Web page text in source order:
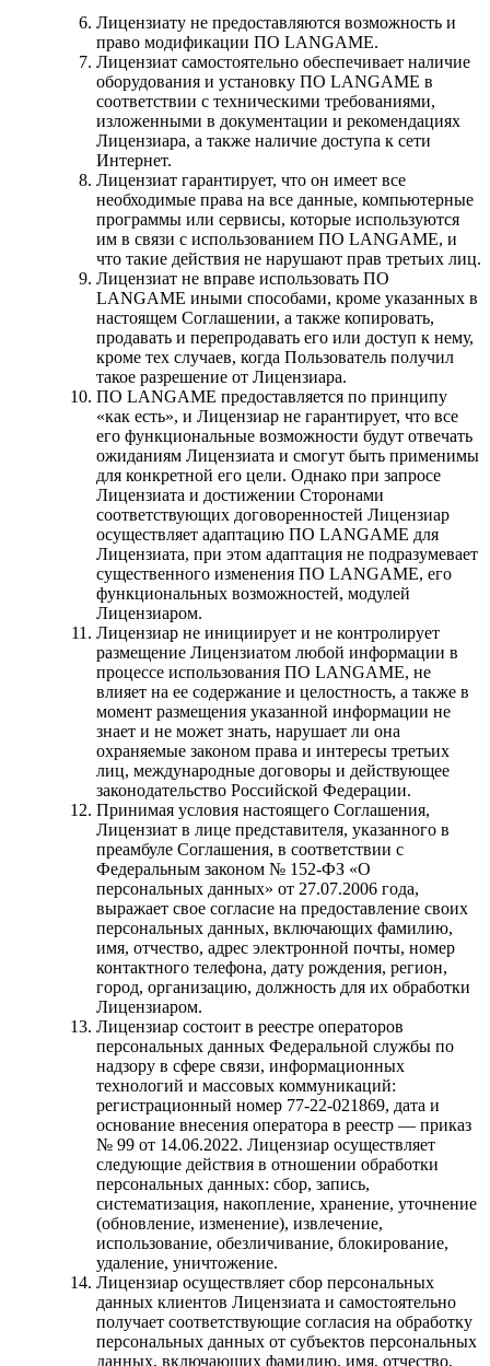
Лицензиату не предоставляются возможность и
право модификации ПО LANGAME.
Лицензиат самостоятельно обеспечивает наличие
оборудования и установку ПО LANGAME в
соответствии с техническими требованиями,
изложенными в документации и рекомендациях
Лицензиара, а также наличие доступа к сети
Интернет.
Лицензиат гарантирует, что он имеет все
необходимые права на все данные, компьютерные
программы или сервисы, которые используются
им в связи с использованием ПО LANGAME, и
что такие действия не нарушают прав третьих лиц.
Лицензиат не вправе использовать ПО
LANGAME иными способами, кроме указанных в
настоящем Соглашении, а также копировать,
продавать и перепродавать его или доступ к нему,
кроме тех случаев, когда Пользователь получил
такое разрешение от Лицензиара.
ПО LANGAME предоставляется по принципу
«как есть», и Лицензиар не гарантирует, что все
его функциональные возможности будут отвечать
ожиданиям Лицензиата и смогут быть применимы
для конкретной его цели. Однако при запросе
Лицензиата и достижении Сторонами
соответствующих договоренностей Лицензиар
осуществляет адаптацию ПО LANGAME для
Лицензиата, при этом адаптация не подразумевает
существенного изменения ПО LANGAME, его
функциональных возможностей, модулей
Лицензиаром.
Лицензиар не инициирует и не контролирует
размещение Лицензиатом любой информации в
процессе использования ПО LANGAME, не
влияет на ее содержание и целостность, а также в
момент размещения указанной информации не
знает и не может знать, нарушает ли она
охраняемые законом права и интересы третьих
лиц, международные договоры и действующее
законодательство Российской Федерации.
Принимая условия настоящего Соглашения,
Лицензиат в лице представителя, указанного в
преамбуле Соглашения, в соответствии с
Федеральным законом № 152-ФЗ «О
персональных данных» от 27.07.2006 года,
выражает свое согласие на предоставление своих
персональных данных, включающих фамилию,
имя, отчество, адрес электронной почты, номер
контактного телефона, дату рождения, регион,
город, организацию, должность для их обработки
Лицензиаром.
Лицензиар состоит в реестре операторов
персональных данных Федеральной службы по
надзору в сфере связи, информационных
технологий и массовых коммуникаций:
регистрационный номер 77-22-021869, дата и
основание внесения оператора в реестр — приказ
№ 99 от 14.06.2022. Лицензиар осуществляет
следующие действия в отношении обработки
персональных данных: сбор, запись,
систематизация, накопление, хранение, уточнение
(обновление, изменение), извлечение,
использование, обезличивание, блокирование,
удаление, уничтожение.
Лицензиар осуществляет сбор персональных
данных клиентов Лицензиата и самостоятельно
получает соответствующие согласия на обработку
персональных данных от субъектов персональных
данных, включающих фамилию, имя, отчество,